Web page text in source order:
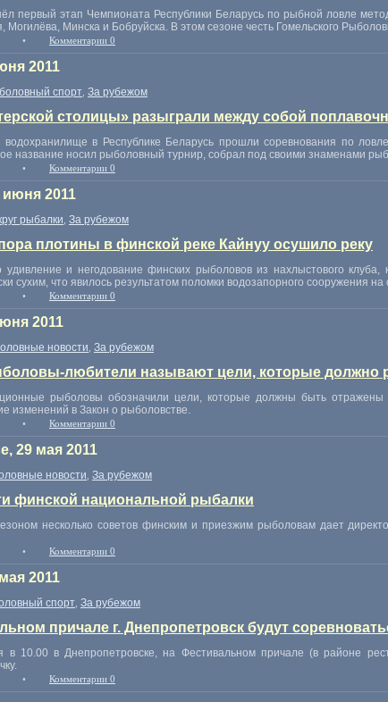
первый этап Чемпионата Республики Беларусь по рыбной ловле
Могилёва, Минска и Бобруйска. В этом сезоне честь Гомельского
• Комментарии 0
2011
спорт За рубежом
столицы» разыграли между собой
водохранилище в Республике Беларусь прошли соревнования по
название носил рыболовный турнир, собрал под своими знаменами
• Комментарии 0
июня 2011
рыбалки За рубежом
плотины в финской реке Кайнуу осушило реку
и негодование финских рыболовов из нахлыстового
сухим, что явилось результатом поломки водозапорного сооружения
• Комментарии 0
2011
новости За рубежом
любители называют цели, которые должно
рыболовы обозначили цели, которые должны быть отражены
изменений в Закон о рыболовстве.
• Комментарии 0
29 мая 2011
новости За рубежом
финской национальной рыбалки
несколько советов финским и приезжим рыболовам дает
• Комментарии 0
2011
спорт За рубежом
причале г. Днепропетровск будут
в 10.00 в Днепропетровске, на Фестивальном причале (в районе
• Комментарии 0